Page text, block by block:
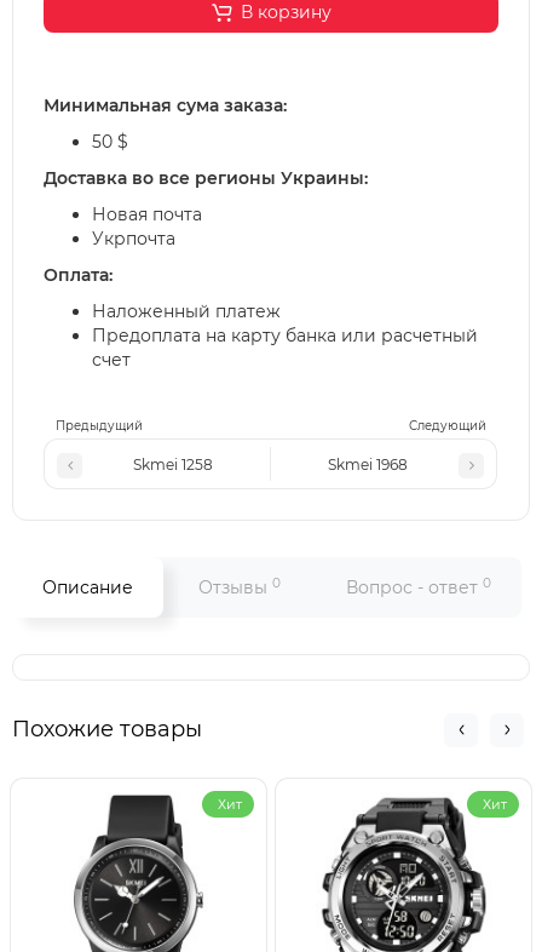
Предыдущий Следующий
Skmei 1258 Skmei 1968
В корзину
Минимальная сума заказа:
50 $
Доставка во все регионы Украины:
Новая почта
Укрпочта
Оплата:
Наложенный платеж
Предоплата на карту банка или расчетный
счет
Описание Отзывы 0 Вопрос - ответ 0
Похожие товары
Хит Хит